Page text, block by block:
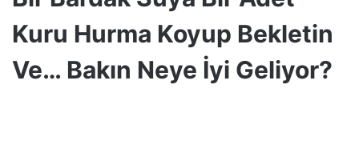
Kuru Hurma Koyup Bekletin
Ve… Bakın Neye İyi Geliyor?